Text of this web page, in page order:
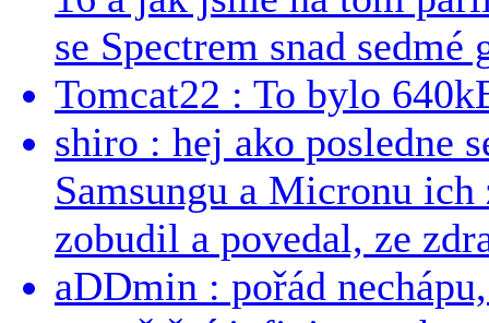
se Spectrem snad sedmé
Tomcat22 : To bylo
shiro : hej ako posledne
Samsungu a Micronu
zobudil a povedal, ze
aDDmin : pořád